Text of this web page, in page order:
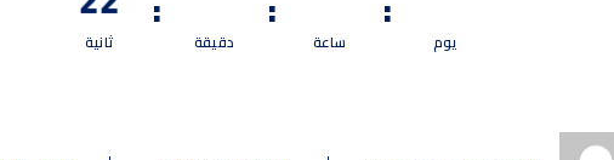
يوم ساعة دقيقة ثانية